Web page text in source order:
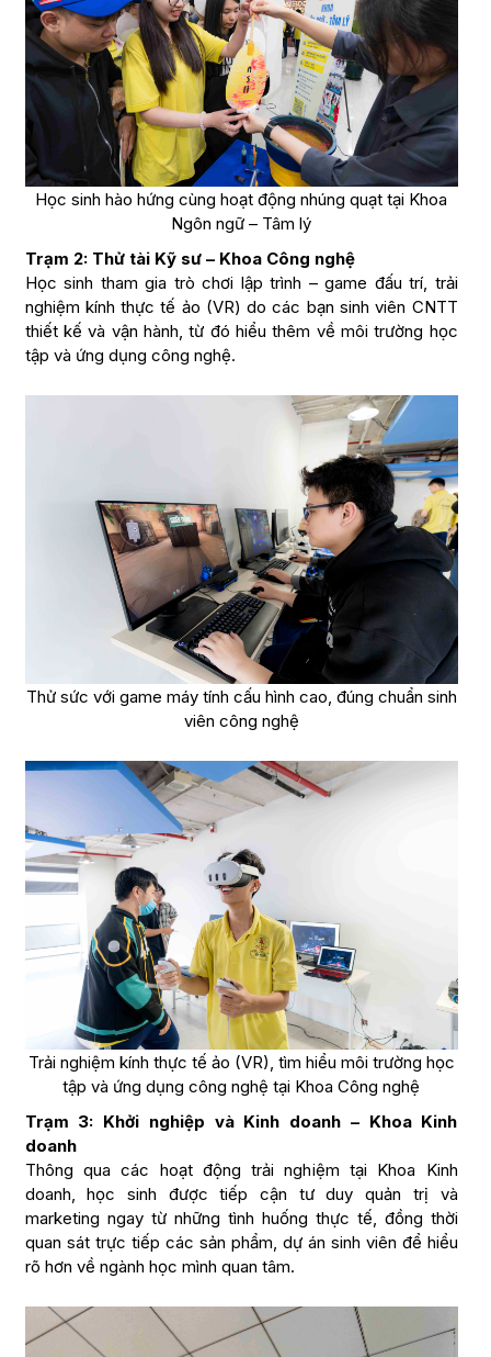
Học sinh hào hứng cùng hoạt động nhúng quạt tại Khoa
Ngôn ngữ – Tâm lý
Trạm 2: Thử tài Kỹ sư – Khoa Công nghệ
Học sinh tham gia trò chơi lập trình – game đấu trí, trải
nghiệm kính thực tế ảo (VR) do các bạn sinh viên CNTT
thiết kế và vận hành, từ đó hiểu thêm về môi trường học
tập và ứng dụng công nghệ.
Thử sức với game máy tính cấu hình cao, đúng chuẩn sinh
viên công nghệ
Trải nghiệm kính thực tế ảo (VR), tìm hiểu môi trường học
tập và ứng dụng công nghệ tại Khoa Công nghệ
Trạm 3: Khởi nghiệp và Kinh doanh – Khoa Kinh
doanh
Thông qua các hoạt động trải nghiệm tại Khoa Kinh
doanh, học sinh được tiếp cận tư duy quản trị và
marketing ngay từ những tình huống thực tế, đồng thời
quan sát trực tiếp các sản phẩm, dự án sinh viên để hiểu
rõ hơn về ngành học mình quan tâm.